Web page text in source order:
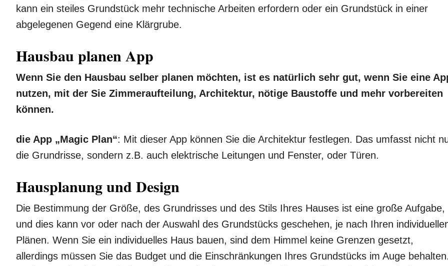
kann ein steiles Grundstück mehr technische Arbeiten erfordern oder ein Grundstück in einer
abgelegenen Gegend eine Klärgrube.
Hausbau planen App
Wenn Sie den Hausbau selber planen möchten, ist es natürlich sehr gut, wenn Sie eine
nutzen, mit der Sie Zimmeraufteilung, Architektur, nötige Baustoffe und mehr vorbereiten
können.
die App „Magic Plan“: Mit dieser App können Sie die Architektur festlegen. Das umfasst nicht
die Grundrisse, sondern z.B. auch elektrische Leitungen und Fenster, oder Türen.
Hausplanung und Design
Die Bestimmung der Größe, des Grundrisses und des Stils Ihres Hauses ist eine große Aufgabe,
und dies kann vor oder nach der Auswahl des Grundstücks geschehen, je nach Ihren
Plänen. Wenn Sie ein individuelles Haus bauen, sind dem Himmel keine Grenzen gesetzt,
allerdings müssen Sie das Budget und die Einschränkungen Ihres Grundstücks im Auge behalten.